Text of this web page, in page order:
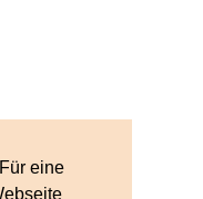
eine